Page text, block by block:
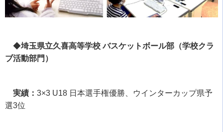
◆埼玉県立久喜高等学校 バスケットボール部（学校クラ
ブ活動部門）
実績： 3×3 U18 日本選手権優勝、ウインターカップ県予
選3位